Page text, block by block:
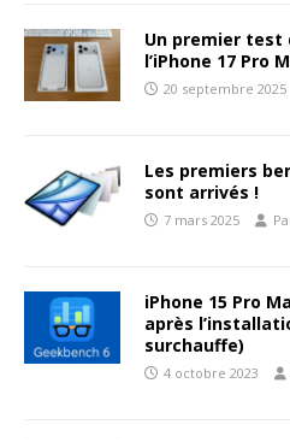
Un premier test
l’iPhone 17 Pro
20 septembre 2025
Les premiers
sont arrivés !
7 mars 2025
iPhone 15 Pro
après
surchauffe)
4 octobre 2023